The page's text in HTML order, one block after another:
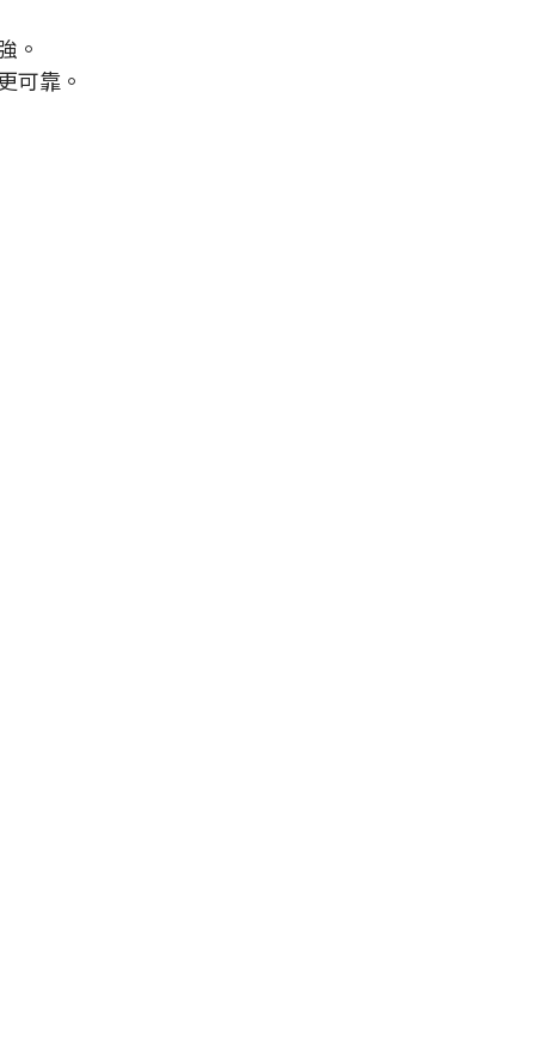
。
可靠。